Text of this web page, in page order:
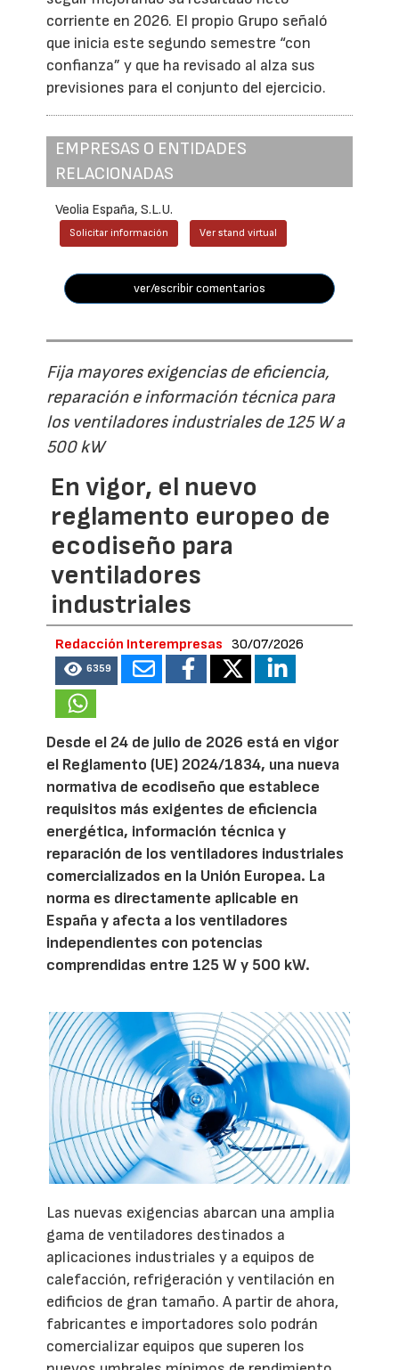
corriente en 2026. El propio Grupo señaló
que inicia este segundo semestre “con
confianza” y que ha revisado al alza sus
previsiones para el conjunto del ejercicio.
EMPRESAS O ENTIDADES
RELACIONADAS
Veolia España, S.L.U.
Solicitar información Ver stand virtual
ver/escribir comentarios
Fija mayores exigencias de eficiencia,
reparación e información técnica para
los ventiladores industriales de 125 W a
500 kW
En vigor, el nuevo
reglamento europeo de
ecodiseño para
ventiladores
industriales
Redacción Interempresas 30/07/2026
6359
Desde el 24 de julio de 2026 está en vigor
el Reglamento (UE) 2024/1834, una nueva
normativa de ecodiseño que establece
requisitos más exigentes de eficiencia
energética, información técnica y
reparación de los ventiladores industriales
comercializados en la Unión Europea. La
norma es directamente aplicable en
España y afecta a los ventiladores
independientes con potencias
comprendidas entre 125 W y 500 kW.
Las nuevas exigencias abarcan una amplia
gama de ventiladores destinados a
aplicaciones industriales y a equipos de
calefacción, refrigeración y ventilación en
edificios de gran tamaño. A partir de ahora,
fabricantes e importadores solo podrán
comercializar equipos que superen los